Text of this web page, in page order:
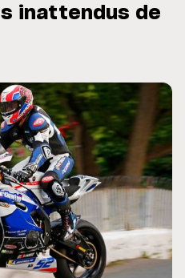
MOTO GP
inattendus de